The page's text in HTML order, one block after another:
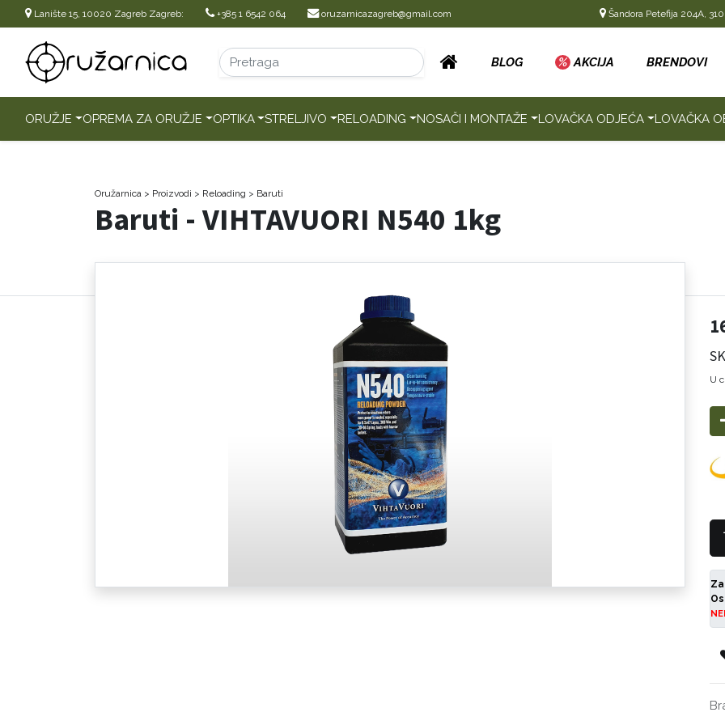
Lanište 15, 10020 Zagreb Zagreb: +385 1 6542 064 oruzarnicazagreb@gmail.com Šandora Petefija 204A,
BLOG % AKCIJA BRENDOVI
ORUŽJE OPREMA ZA ORUŽJE OPTIKA STRELJIVO RELOADING NOSAČI I MONTAŽE LOVAČKA ODJEĆA LOVAČKA
Oružarnica > Proizvodi > Reloading > Baruti
Baruti - VIHTAVUORI N540 1kg
U